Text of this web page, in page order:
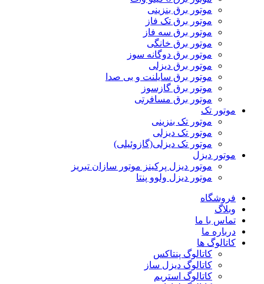
موتور برق بنزینی
موتور برق تک فاز
موتور برق سه فاز
موتور برق خانگی
موتور برق دوگانه سوز
موتور برق دیزلی
موتور برق سایلنت و بی صدا
موتور برق گازسوز
موتور برق مسافرتی
موتور تک
موتور تک بنزینی
موتور تک دیزلی
موتور تک دیزلی(گازوئیلی)
موتور دیزل
موتور دیزل پرکینز موتور سازان تبریز
موتور دیزل ولوو پنتا
فروشگاه
وبلاگ
تماس با ما
درباره ما
کاتالوگ ها
کاتالوگ پنتاکس
کاتالوگ دیزل ساز
کاتالوگ استریم